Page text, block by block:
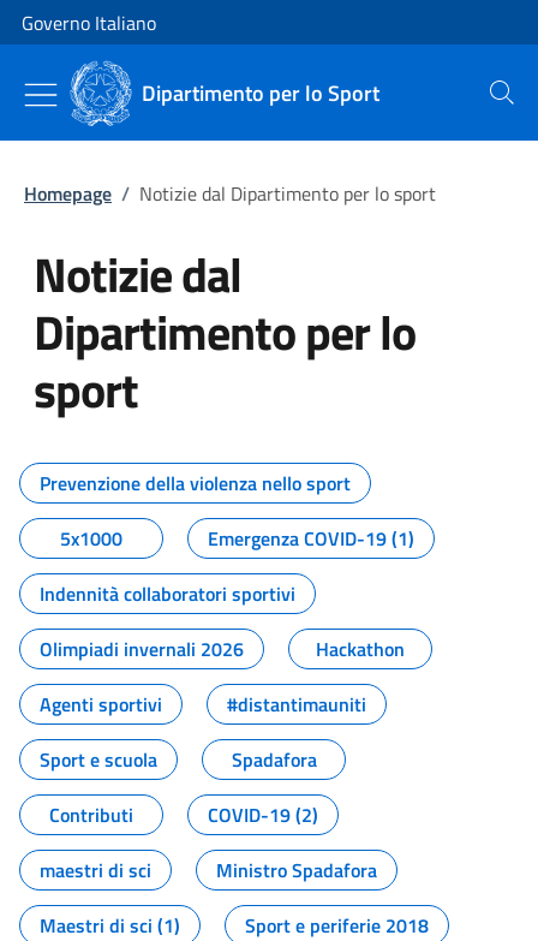
Vai al contenuto
Vai alla navigazione del sito
Governo Italiano
Dipartimento per lo Sport Cerca
Homepage / Notizie dal Dipartimento per lo sport
Notizie dal
Dipartimento per lo
sport
Tutti i contenuti della pagina
Prevenzione della violenza nello sport
5x1000
Emergenza COVID-19 (1)
Indennità collaboratori sportivi
Olimpiadi invernali 2026
Hackathon
Agenti sportivi
#distantimauniti
Sport e scuola
Spadafora
Contributi
COVID-19 (2)
maestri di sci
Ministro Spadafora
Maestri di sci (1)
Sport e periferie 2018